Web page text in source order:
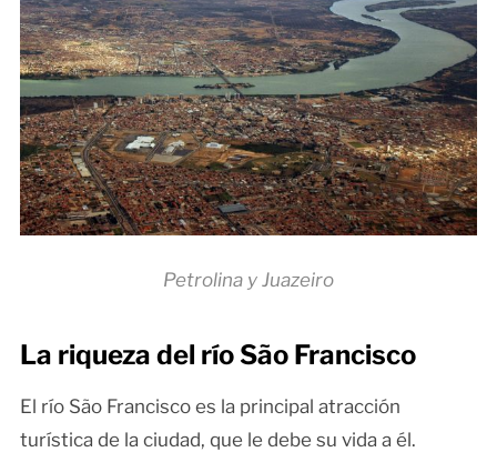
Petrolina y Juazeiro
La riqueza del río São Francisco
El río São Francisco es la principal atracción
turística de la ciudad, que le debe su vida a él.